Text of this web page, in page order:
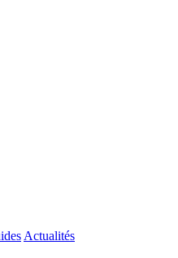
Actualités